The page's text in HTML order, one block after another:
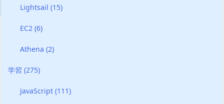
Lightsail(15)
EC2(6)
Athena(2)
学習 (275)
JavaScript(111)